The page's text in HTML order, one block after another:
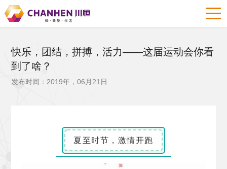
快乐，团结，拼搏，活力——这届运动会你看
到了啥？
发布时间：2019年，06月21日
夏至时节，激情开跑